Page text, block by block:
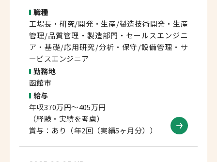
職種
工場長・研究/開発・生産/製造技術開発・生産
管理/品質管理・製造部門・セールスエンジニ
ア・基礎/応用研究/分析・保守/設備管理・サ
ービスエンジニア
勤務地
函館市
給与
年収370万円～405万円
（経験・実績を考慮）
賞与：あり（年2回（実績5ヶ月分））